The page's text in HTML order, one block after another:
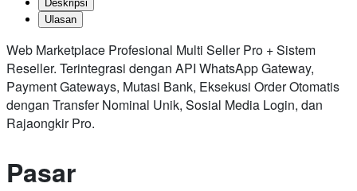
Deskripsi
Ulasan
Web Marketplace Profesional Multi Seller Pro + Sistem
Reseller. Terintegrasi dengan API WhatsApp Gateway,
Payment Gateways, Mutasi Bank, Eksekusi Order Otomatis
dengan Transfer Nominal Unik, Sosial Media Login, dan
Rajaongkir Pro.
Pasar